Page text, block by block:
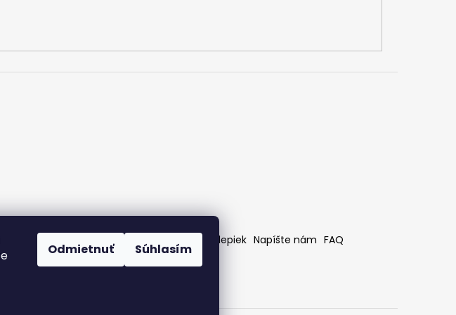
Odmietnuť Súhlasím
a platba Podmienky vrátenia Bez nálepiek Napíšte nám FAQ